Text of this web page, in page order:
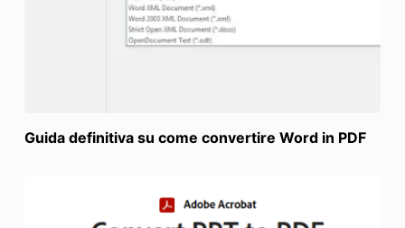
Guida definitiva su come convertire Word in PDF